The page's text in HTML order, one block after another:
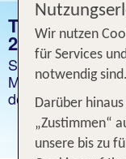
TUI PALMA
2026
Sun, Fun, Run:
Marathon
dein Startticket
Wir nutzen
für Services
notwendig sind.
Darüber
„Zustimmen“
unsere bis zu